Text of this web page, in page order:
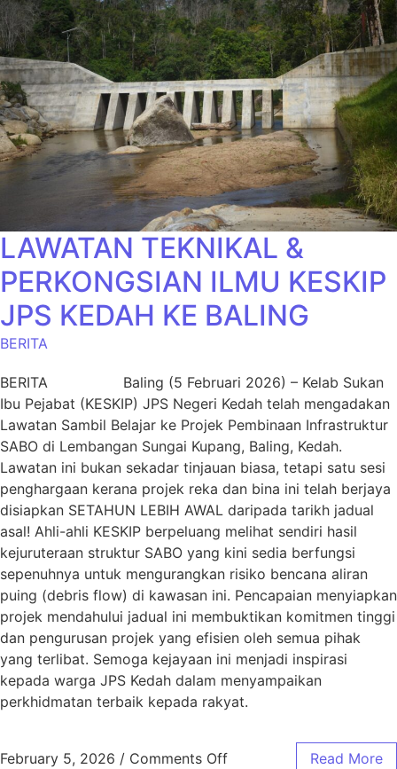
LAWATAN TEKNIKAL &
PERKONGSIAN ILMU KESKIP
JPS KEDAH KE BALING
BERITA
BERITA Baling (5 Februari 2026) – Kelab Sukan
Ibu Pejabat (KESKIP) JPS Negeri Kedah telah mengadakan
Lawatan Sambil Belajar ke Projek Pembinaan Infrastruktur
SABO di Lembangan Sungai Kupang, Baling, Kedah.
Lawatan ini bukan sekadar tinjauan biasa, tetapi satu sesi
penghargaan kerana projek reka dan bina ini telah berjaya
disiapkan SETAHUN LEBIH AWAL daripada tarikh jadual
asal! Ahli-ahli KESKIP berpeluang melihat sendiri hasil
kejuruteraan struktur SABO yang kini sedia berfungsi
sepenuhnya untuk mengurangkan risiko bencana aliran
puing (debris flow) di kawasan ini. Pencapaian menyiapkan
projek mendahului jadual ini membuktikan komitmen tinggi
dan pengurusan projek yang efisien oleh semua pihak
yang terlibat. Semoga kejayaan ini menjadi inspirasi
kepada warga JPS Kedah dalam menyampaikan
perkhidmatan terbaik kepada rakyat.
February 5, 2026 / Comments Off Read More